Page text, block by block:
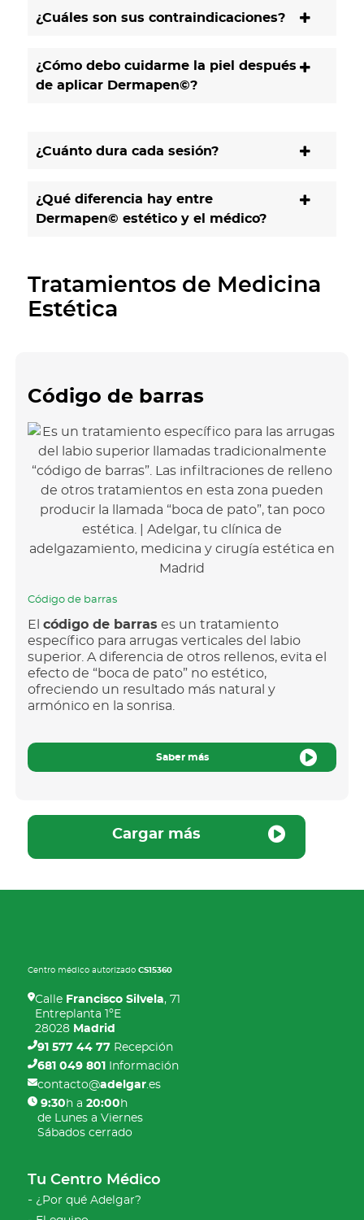
¿Cuáles son sus contraindicaciones?
¿Cómo debo cuidarme la piel después
de aplicar Dermapen©?
¿Cuánto dura cada sesión?
¿Qué diferencia hay entre
Dermapen© estético y el médico?
Tratamientos de Medicina
Estética
Código de barras
Código de barras
Elcódigo de barras es un tratamiento
específico para arrugas verticales del labio
superior. A diferencia de otros rellenos, evita el
efecto de “boca de pato” no estético,
ofreciendo un resultado más natural y
armónico en la sonrisa.
Saber más
Cargar más
Centro médico autorizadoCS15360
Calle Francisco Silvela, 71
Entreplanta 1ºE
28028 Madrid
91 577 44 77 Recepción
681 049 801
Información
contacto@adelgar .es
9:30 h a20:00 h
de Lunes a Viernes
Sábados cerrado
Tu Centro Médico
¿Por qué Adelgar?